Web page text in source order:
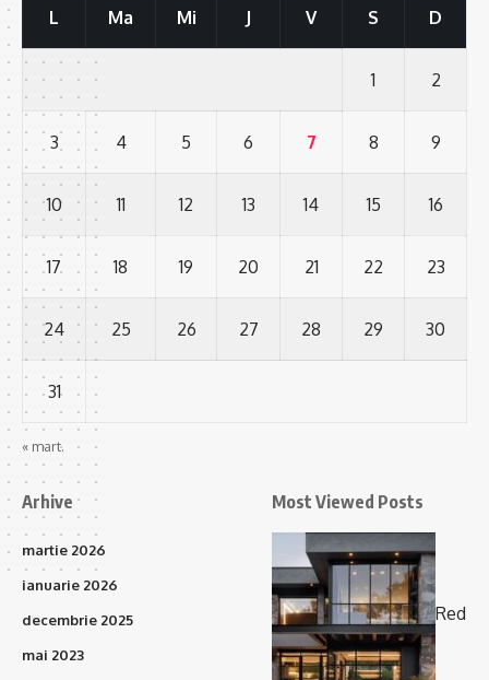
L Ma Mi J V S D
1 2
3 4 5 6 7 8 9
10 11 12 13 14 15 16
17 18 19 20 21 22 23
24 25 26 27 28 29 30
31
« mart.
Arhive
martie 2026
ianuarie 2026
decembrie 2025
mai 2023
Most Viewed Posts
Red